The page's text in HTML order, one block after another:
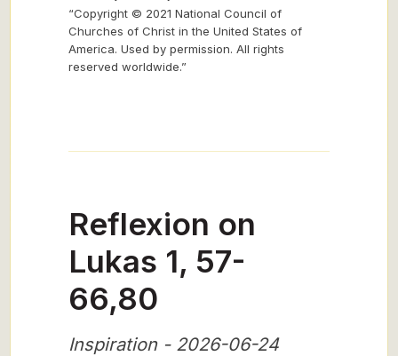
“Copyright © 2021 National Council of
Churches of Christ in the United States of
America. Used by permission. All rights
reserved worldwide.”
Reflexion on
Lukas 1, 57-
66,80
Inspiration - 2026-06-24